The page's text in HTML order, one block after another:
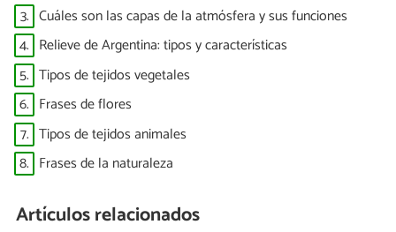
3. Cuáles son las capas de la atmósfera y sus funciones
4. Relieve de Argentina: tipos y características
5. Tipos de tejidos vegetales
6. Frases de flores
7. Tipos de tejidos animales
8. Frases de la naturaleza
Artículos relacionados